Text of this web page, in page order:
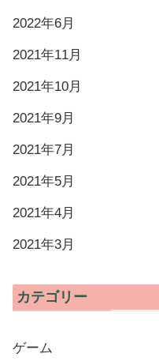
2022年6月
2021年11月
2021年10月
2021年9月
2021年7月
2021年5月
2021年4月
2021年3月
カテゴリー
ゲーム